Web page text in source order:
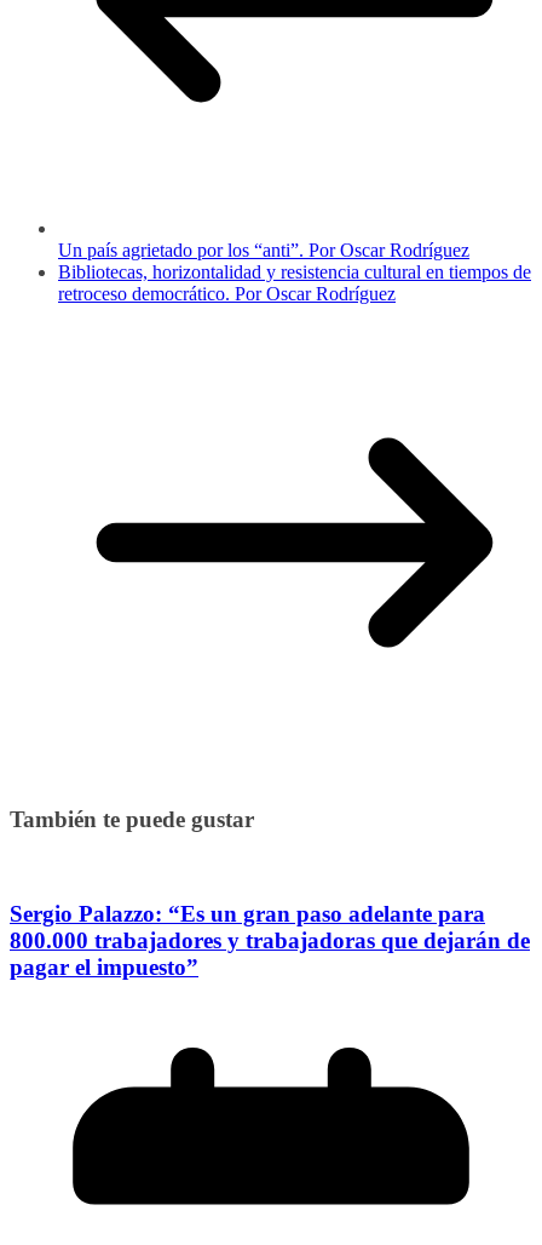
Un país agrietado por los “anti”. Por Oscar Rodríguez
Bibliotecas, horizontalidad y resistencia cultural en tiempos de
retroceso democrático. Por Oscar Rodríguez
También te puede gustar
Sergio Palazzo: “Es un gran paso adelante para
800.000 trabajadores y trabajadoras que dejarán de
pagar el impuesto”